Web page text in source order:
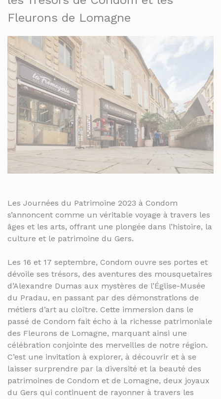
Fleurons de Lomagne
Les Journées du Patrimoine 2023 à Condom
s’annoncent comme un véritable voyage à travers les
âges et les arts, offrant une plongée dans l’histoire, la
culture et le patrimoine du Gers.
Les 16 et 17 septembre, Condom ouvre ses portes et
dévoile ses trésors, des aventures des mousquetaires
d’Alexandre Dumas aux mystères de l’Église-Musée
du Pradau, en passant par des démonstrations de
métiers d’art au cloître. Cette immersion dans le
passé de Condom fait écho à la richesse patrimoniale
des Fleurons de Lomagne, marquant ainsi une
célébration conjointe des merveilles de notre région.
C’est une invitation à explorer, à découvrir et à se
laisser surprendre par la diversité et la beauté des
patrimoines de Condom et de Lomagne, deux joyaux
du Gers qui continuent de rayonner à travers les